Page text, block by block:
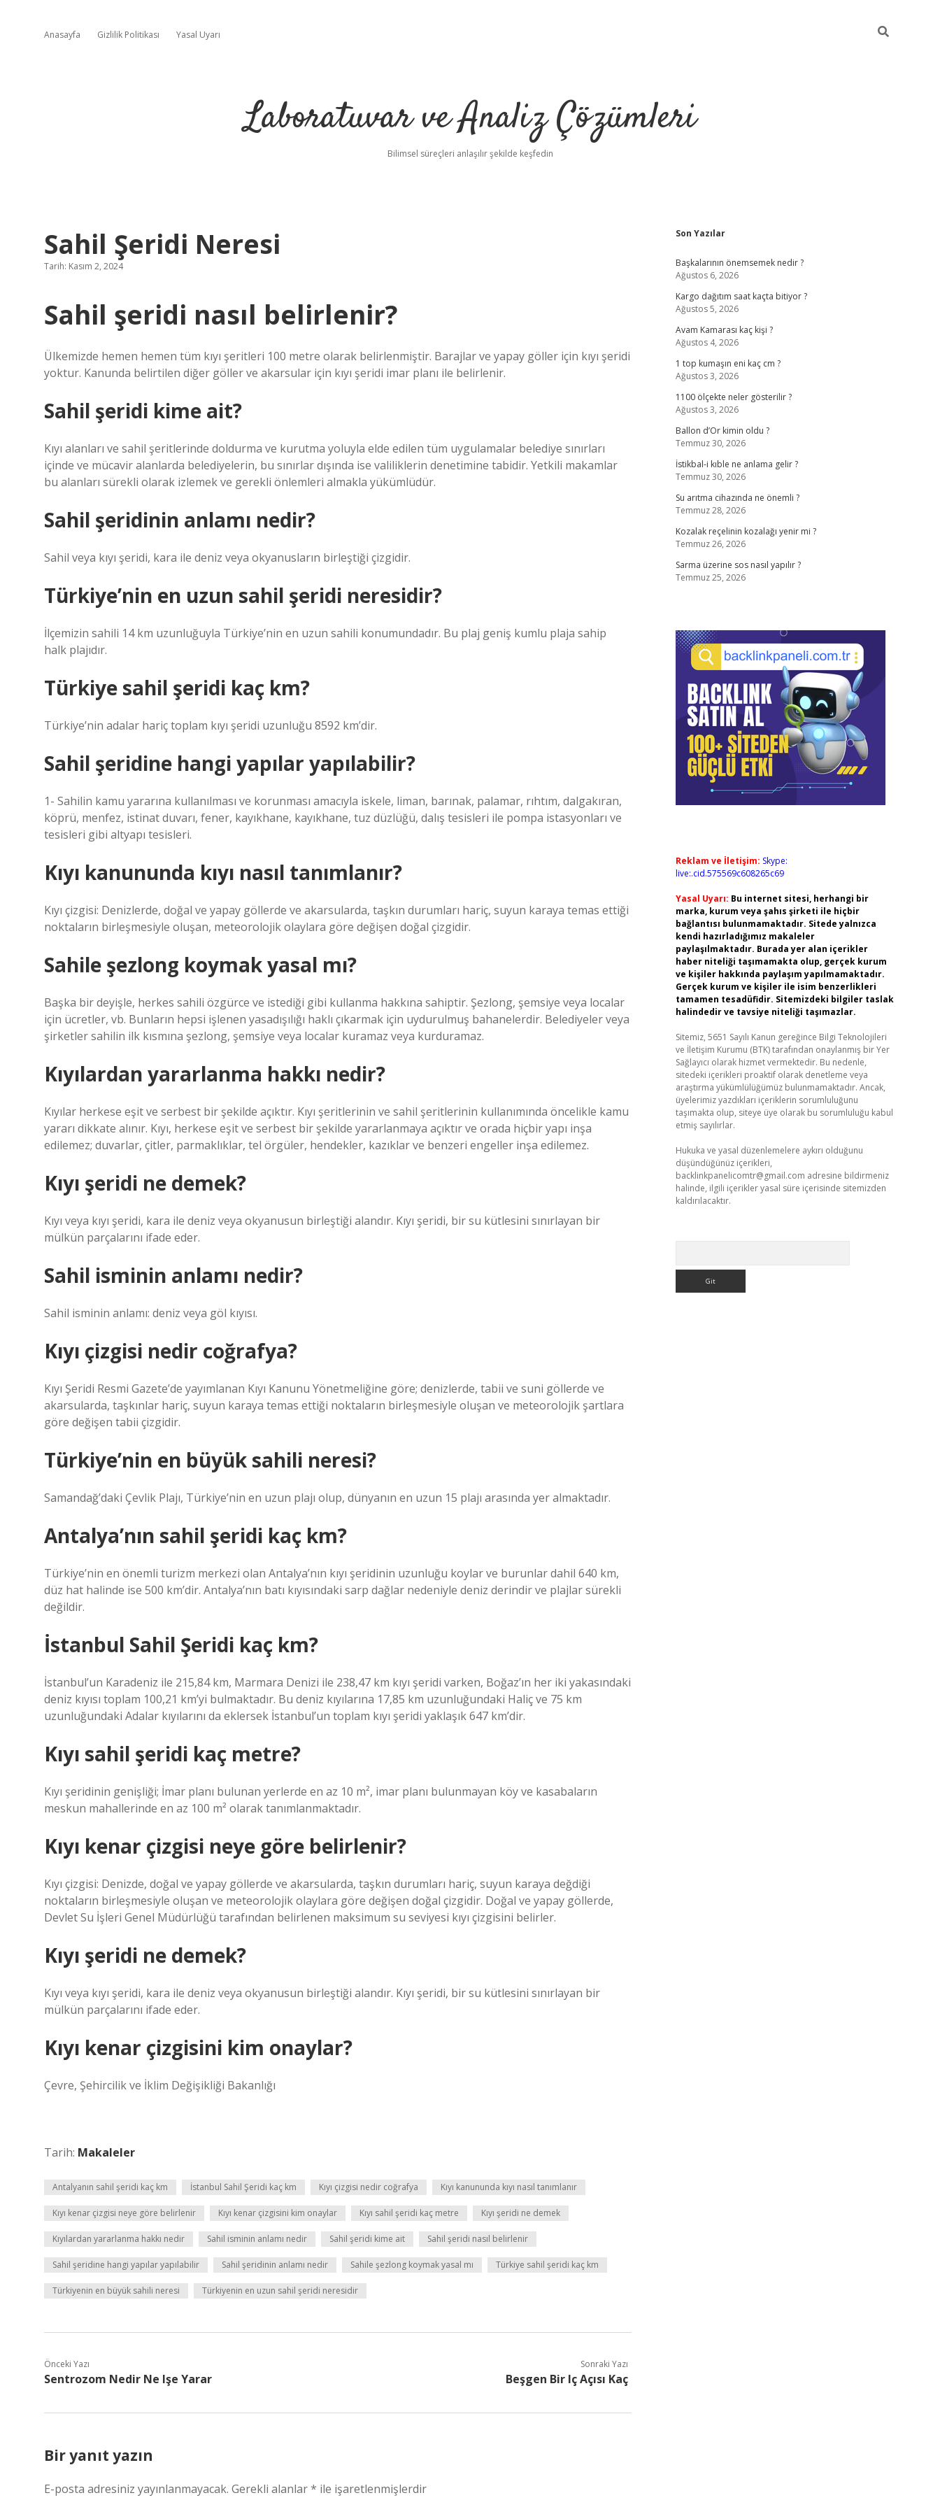
Anasayfa Gizlilik Politikası Yasal Uyarı
Laboratuvar ve Analiz Çözümleri
Bilimsel süreçleri anlaşılır şekilde keşfedin
Sahil Şeridi Neresi
Tarih: Kasım 2, 2024
Sahil şeridi nasıl belirlenir?
Ülkemizde hemen hemen tüm kıyı şeritleri 100 metre olarak belirlenmiştir. Barajlar ve yapay göller için kıyı şeridi
yoktur. Kanunda belirtilen diğer göller ve akarsular için kıyı şeridi imar planı ile belirlenir.
Sahil şeridi kime ait?
Kıyı alanları ve sahil şeritlerinde doldurma ve kurutma yoluyla elde edilen tüm uygulamalar belediye sınırları
içinde ve mücavir alanlarda belediyelerin, bu sınırlar dışında ise valiliklerin denetimine tabidir. Yetkili makamlar
bu alanları sürekli olarak izlemek ve gerekli önlemleri almakla yükümlüdür.
Sahil şeridinin anlamı nedir?
Sahil veya kıyı şeridi, kara ile deniz veya okyanusların birleştiği çizgidir.
Türkiye’nin en uzun sahil şeridi neresidir?
İlçemizin sahili 14 km uzunluğuyla Türkiye’nin en uzun sahili konumundadır. Bu plaj geniş kumlu plaja sahip
halk plajıdır.
Türkiye sahil şeridi kaç km?
Türkiye’nin adalar hariç toplam kıyı şeridi uzunluğu 8592 km’dir.
Sahil şeridine hangi yapılar yapılabilir?
1- Sahilin kamu yararına kullanılması ve korunması amacıyla iskele, liman, barınak, palamar, rıhtım, dalgakıran,
köprü, menfez, istinat duvarı, fener, kayıkhane, kayıkhane, tuz düzlüğü, dalış tesisleri ile pompa istasyonları ve
tesisleri gibi altyapı tesisleri.
Kıyı kanununda kıyı nasıl tanımlanır?
Kıyı çizgisi: Denizlerde, doğal ve yapay göllerde ve akarsularda, taşkın durumları hariç, suyun karaya temas ettiği
noktaların birleşmesiyle oluşan, meteorolojik olaylara göre değişen doğal çizgidir.
Sahile şezlong koymak yasal mı?
Başka bir deyişle, herkes sahili özgürce ve istediği gibi kullanma hakkına sahiptir. Şezlong, şemsiye veya localar
için ücretler, vb. Bunların hepsi işlenen yasadışılığı haklı çıkarmak için uydurulmuş bahanelerdir. Belediyeler veya
şirketler sahilin ilk kısmına şezlong, şemsiye veya localar kuramaz veya kurduramaz.
Kıyılardan yararlanma hakkı nedir?
Kıyılar herkese eşit ve serbest bir şekilde açıktır. Kıyı şeritlerinin ve sahil şeritlerinin kullanımında öncelikle kamu
yararı dikkate alınır. Kıyı, herkese eşit ve serbest bir şekilde yararlanmaya açıktır ve orada hiçbir yapı inşa
edilemez; duvarlar, çitler, parmaklıklar, tel örgüler, hendekler, kazıklar ve benzeri engeller inşa edilemez.
Kıyı şeridi ne demek?
Kıyı veya kıyı şeridi, kara ile deniz veya okyanusun birleştiği alandır. Kıyı şeridi, bir su kütlesini sınırlayan bir
mülkün parçalarını ifade eder.
Sahil isminin anlamı nedir?
Sahil isminin anlamı: deniz veya göl kıyısı.
Kıyı çizgisi nedir coğrafya?
Kıyı Şeridi Resmi Gazete’de yayımlanan Kıyı Kanunu Yönetmeliğine göre; denizlerde, tabii ve suni göllerde ve
akarsularda, taşkınlar hariç, suyun karaya temas ettiği noktaların birleşmesiyle oluşan ve meteorolojik şartlara
göre değişen tabii çizgidir.
Türkiye’nin en büyük sahili neresi?
Samandağ’daki Çevlik Plajı, Türkiye’nin en uzun plajı olup, dünyanın en uzun 15 plajı arasında yer almaktadır.
Antalya’nın sahil şeridi kaç km?
Türkiye’nin en önemli turizm merkezi olan Antalya’nın kıyı şeridinin uzunluğu koylar ve burunlar dahil 640 km,
düz hat halinde ise 500 km’dir. Antalya’nın batı kıyısındaki sarp dağlar nedeniyle deniz derindir ve plajlar sürekli
değildir.
İstanbul Sahil Şeridi kaç km?
İstanbul’un Karadeniz ile 215,84 km, Marmara Denizi ile 238,47 km kıyı şeridi varken, Boğaz’ın her iki yakasındaki
deniz kıyısı toplam 100,21 km’yi bulmaktadır. Bu deniz kıyılarına 17,85 km uzunluğundaki Haliç ve 75 km
uzunluğundaki Adalar kıyılarını da eklersek İstanbul’un toplam kıyı şeridi yaklaşık 647 km’dir.
Kıyı sahil şeridi kaç metre?
Kıyı şeridinin genişliği; İmar planı bulunan yerlerde en az 10 m², imar planı bulunmayan köy ve kasabaların
meskun mahallerinde en az 100 m² olarak tanımlanmaktadır.
Kıyı kenar çizgisi neye göre belirlenir?
Kıyı çizgisi: Denizde, doğal ve yapay göllerde ve akarsularda, taşkın durumları hariç, suyun karaya değdiği
noktaların birleşmesiyle oluşan ve meteorolojik olaylara göre değişen doğal çizgidir. Doğal ve yapay göllerde,
Devlet Su İşleri Genel Müdürlüğü tarafından belirlenen maksimum su seviyesi kıyı çizgisini belirler.
Kıyı şeridi ne demek?
Kıyı veya kıyı şeridi, kara ile deniz veya okyanusun birleştiği alandır. Kıyı şeridi, bir su kütlesini sınırlayan bir
mülkün parçalarını ifade eder.
Kıyı kenar çizgisini kim onaylar?
Çevre, Şehircilik ve İklim Değişikliği Bakanlığı
Tarih: Makaleler
Antalyanın sahil şeridi kaç km İstanbul Sahil Şeridi kaç km Kıyı çizgisi nedir coğrafya Kıyı kanununda kıyı nasıl tanımlanır
Kıyı kenar çizgisi neye göre belirlenir Kıyı kenar çizgisini kim onaylar Kıyı sahil şeridi kaç metre Kıyı şeridi ne demek
Kıyılardan yararlanma hakkı nedir Sahil isminin anlamı nedir Sahil şeridi kime ait Sahil şeridi nasıl belirlenir
Sahil şeridine hangi yapılar yapılabilir Sahil şeridinin anlamı nedir Sahile şezlong koymak yasal mı Türkiye sahil şeridi kaç km
Türkiyenin en büyük sahili neresi Türkiyenin en uzun sahil şeridi neresidir
Önceki Yazı
Sentrozom Nedir Ne Işe Yarar
Sonraki Yazı
Beşgen Bir Iç Açısı Kaç
Bir yanıt yazın
E-posta adresiniz yayınlanmayacak. Gerekli alanlar* ile işaretlenmişlerdir
Sidebar
Son Yazılar
Başkalarının önemsemek nedir ?
Ağustos 6, 2026
Kargo dağıtım saat kaçta bitiyor ?
Ağustos 5, 2026
Avam Kamarası kaç kişi ?
Ağustos 4, 2026
1 top kumaşın eni kaç cm ?
Ağustos 3, 2026
1100 ölçekte neler gösterilir ?
Ağustos 3, 2026
Ballon d’Or kimin oldu ?
Temmuz 30, 2026
İstikbal-i kıble ne anlama gelir ?
Temmuz 30, 2026
Su arıtma cihazında ne önemli ?
Temmuz 28, 2026
Kozalak reçelinin kozalağı yenir mi ?
Temmuz 26, 2026
Sarma üzerine sos nasıl yapılır ?
Temmuz 25, 2026
Reklam ve İletişim: Skype:
live:.cid.575569c608265c69
Yasal Uyarı: Bu internet sitesi, herhangi bir
marka, kurum veya şahıs şirketi ile hiçbir
bağlantısı bulunmamaktadır. Sitede yalnızca
kendi hazırladığımız makaleler
paylaşılmaktadır. Burada yer alan içerikler
haber niteliği taşımamakta olup, gerçek kurum
ve kişiler hakkında paylaşım yapılmamaktadır.
Gerçek kurum ve kişiler ile isim benzerlikleri
tamamen tesadüfidir. Sitemizdeki bilgiler taslak
halindedir ve tavsiye niteliği taşımazlar.
Sitemiz, 5651 Sayılı Kanun gereğince Bilgi Teknolojileri
ve İletişim Kurumu (BTK) tarafından onaylanmış bir Yer
Sağlayıcı olarak hizmet vermektedir. Bu nedenle,
sitedeki içerikleri proaktif olarak denetleme veya
araştırma yükümlülüğümüz bulunmamaktadır. Ancak,
üyelerimiz yazdıkları içeriklerin sorumluluğunu
taşımakta olup, siteye üye olarak bu sorumluluğu kabul
etmiş sayılırlar.
Hukuka ve yasal düzenlemelere aykırı olduğunu
düşündüğünüz içerikleri,
backlinkpanelicomtr@gmail.com adresine bildirmeniz
halinde, ilgili içerikler yasal süre içerisinde sitemizden
kaldırılacaktır.